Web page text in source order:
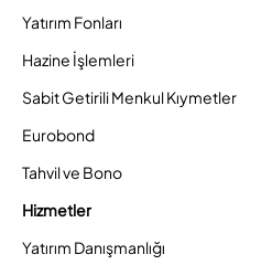
Yatırım Fonları
Hazine İşlemleri
Sabit Getirili Menkul Kıymetler
Eurobond
Tahvil ve Bono
Hizmetler
Yatırım Danışmanlığı